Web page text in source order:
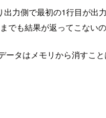
力側で最初の1行目が出
も結果が返ってこないの
タはメモリから消すこ